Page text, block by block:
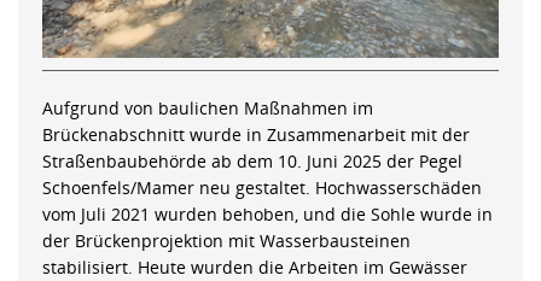
Aufgrund von baulichen Maßnahmen im
Brückenabschnitt wurde in Zusammenarbeit mit der
Straßenbaubehörde ab dem 10. Juni 2025 der Pegel
Schoenfels/Mamer neu gestaltet. Hochwasserschäden
vom Juli 2021 wurden behoben, und die Sohle wurde in
der Brückenprojektion mit Wasserbausteinen
stabilisiert. Heute wurden die Arbeiten im Gewässer